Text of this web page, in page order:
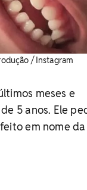
/ Instagram
meses e
5 anos. Ele
em nome da